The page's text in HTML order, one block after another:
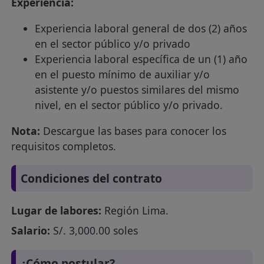
Experiencia laboral general de dos (2) años
en el sector público y/o privado
Experiencia laboral específica de un (1) año
en el puesto mínimo de auxiliar y/o
asistente y/o puestos similares del mismo
nivel, en el sector público y/o privado.
Nota: Descargue las bases para conocer los
requisitos completos.
Condiciones del contrato
Lugar de labores: Región Lima.
Salario: S/. 3,000.00 soles